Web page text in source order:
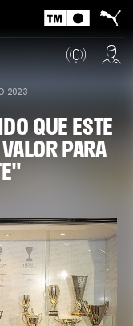
2023
QUE ESTE
PARA